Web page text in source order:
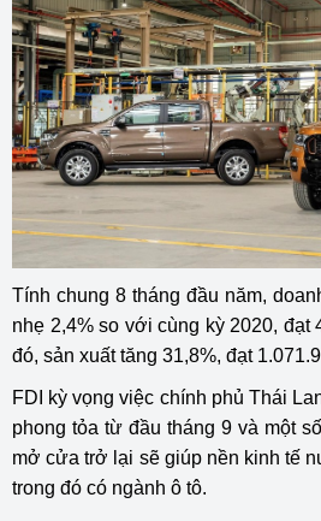
Tính chung 8 tháng đầu năm,
nhẹ 2,4% so với cùng kỳ 2020, đạt
đó, sản xuất tăng 31,8%, đạt
FDI kỳ vọng việc chính phủ Thái
phong tỏa từ đầu tháng 9 và một
mở cửa trở lại sẽ giúp nền kinh tế
trong đó có ngành ô tô.